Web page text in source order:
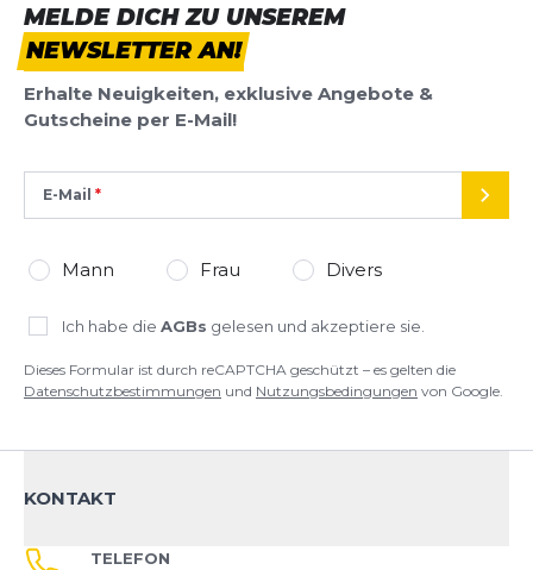
MELDE DICH ZU UNSEREM
NEWSLETTER AN!
Erhalte Neuigkeiten, exklusive Angebote &
Gutscheine per E-Mail!
E-Mail
Mann Frau Divers
Ich habe die AGBs gelesen und akzeptiere sie.
Dieses Formular ist durch reCAPTCHA geschützt – es gelten die
Datenschutzbestimmungen und Nutzungsbedingungen von Google.
KONTAKT
TELEFON